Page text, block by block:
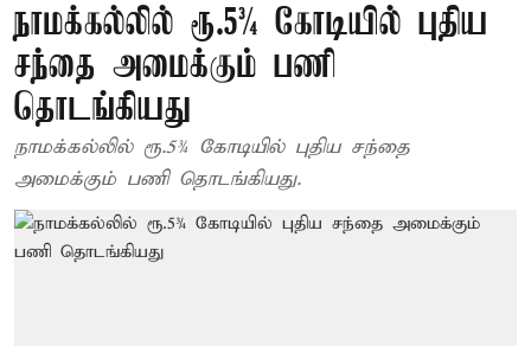
நாமக்கல்லில் ரூ.5¾ கோடியில் புதிய
சந்தை அமைக்கும் பணி
தொடங்கியது
நாமக்கல்லில் ரூ.5¾ கோடியில் புதிய சந்தை
அமைக்கும் பணி தொடங்கியது.